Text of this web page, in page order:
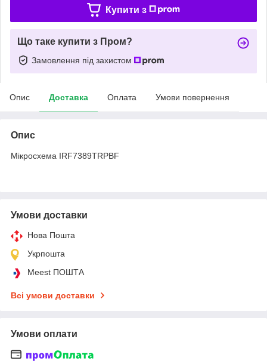
Купити з
Що таке купити з Пром?
Замовлення під захистом
Опис Доставка Оплата Умови повернення
Опис
Мікросхема IRF7389TRPBF
Умови доставки
Нова Пошта
Укрпошта
Meest ПОШТА
Всі умови доставки
Умови оплати